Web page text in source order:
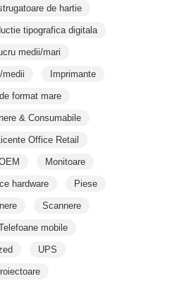
de hartie
tipografica digitala
medii/mari
medii Imprimante
format mare
& Consumabile
Licente Office Retail
Monitoare
hardware Piese
Scannere
mobile
UPS